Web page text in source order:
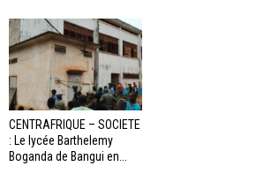
CENTRAFRIQUE – SOCIETE
: Le lycée Barthelemy
Boganda de Bangui en...